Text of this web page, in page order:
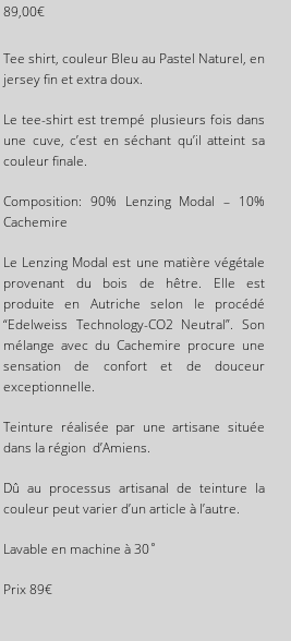
89,00€
Tee shirt, couleur Bleu au Pastel Naturel, en
jersey fin et extra doux.
Le tee-shirt est trempé plusieurs fois dans
une cuve, c’est en séchant qu’il atteint sa
couleur finale.
Composition: 90% Lenzing Modal – 10%
Cachemire
Le Lenzing Modal est une matière végétale
provenant du bois de hêtre. Elle est
produite en Autriche selon le procédé
“Edelweiss Technology-CO2 Neutral”. Son
mélange avec du Cachemire procure une
sensation de confort et de douceur
exceptionnelle.
Teinture réalisée par une artisane située
dans la région d’Amiens.
Dû au processus artisanal de teinture la
couleur peut varier d’un article à l’autre.
Lavable en machine à 30˚
Prix 89€